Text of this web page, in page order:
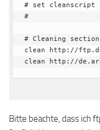
# set cleanscript
#
# Cleaning section
clean http://
clean http://
Bitte beachte, dass ich